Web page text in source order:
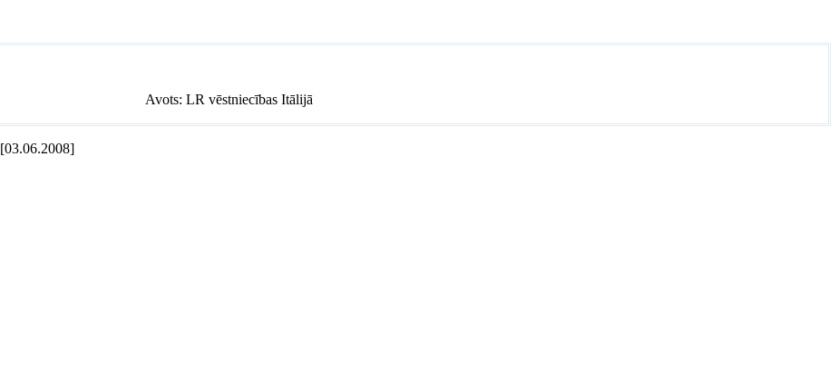
Avots: LR vēstniecības Itālijā
[03.06.2008]